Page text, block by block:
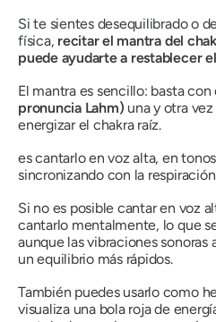
Si te sientes desequilibrado o
física, recitar el mantra del
puede ayudarte a restablecer
El mantra es sencillo: basta con
pronuncia Lahm) una y otra
energizar el chakra raíz.
escantarlo en voz alta, en
sincronizando con la respiración
Si no es posible cantar en voz
cantarlo mentalmente, lo que
aunque las vibraciones sonoras
un equilibrio más rápidos.
También puedes usarlo como
visualiza una bola roja de